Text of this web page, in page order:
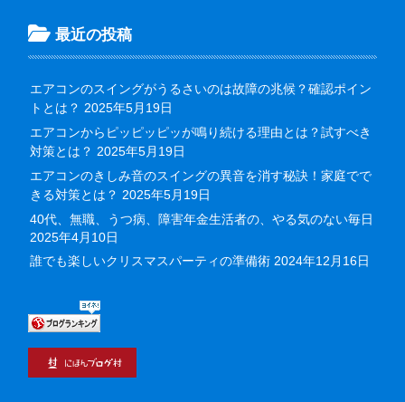
最近の投稿
エアコンのスイングがうるさいのは故障の兆候？確認ポイン
トとは？ 2025年5月19日
エアコンからピッピッピッが鳴り続ける理由とは？試すべき
対策とは？ 2025年5月19日
エアコンのきしみ音のスイングの異音を消す秘訣！家庭でで
きる対策とは？ 2025年5月19日
40代、無職、うつ病、障害年金生活者の、やる気のない毎日
2025年4月10日
誰でも楽しいクリスマスパーティの準備術 2024年12月16日